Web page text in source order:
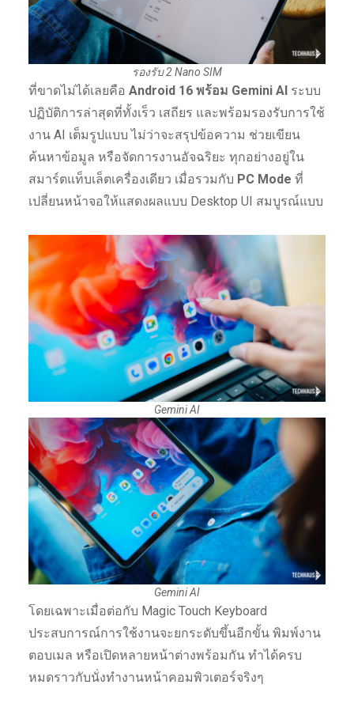
รองรับ 2 Nano SIM
ที่ขาดไม่ได้เลยคือ Android 16 พร้อม Gemini AIระบบ
ปฏิบัติการล่าสุดที่ทั้งเร็ว เสถียร และพร้อมรองรับการใช้
งาน AI เต็มรูปแบบ ไม่ว่าจะสรุปข้อความ ช่วยเขียน
ค้นหาข้อมูล หรือจัดการงานอัจฉริยะ ทุกอย่างอยู่ใน
สมาร์ตแท็บเล็ตเครื่องเดียว เมื่อรวมกับ PC Mode ที่
เปลี่ยนหน้าจอให้แสดงผลแบบ Desktop UI สมบูรณ์แบบ
Gemini AI
Gemini AI
โดยเฉพาะเมื่อต่อกับ Magic Touch Keyboard
ประสบการณ์การใช้งานจะยกระดับขึ้นอีกขั้น พิมพ์งาน
ตอบเมล หรือเปิดหลายหน้าต่างพร้อมกัน ทำได้ครบ
หมดราวกับนั่งทำงานหน้าคอมพิวเตอร์จริงๆ